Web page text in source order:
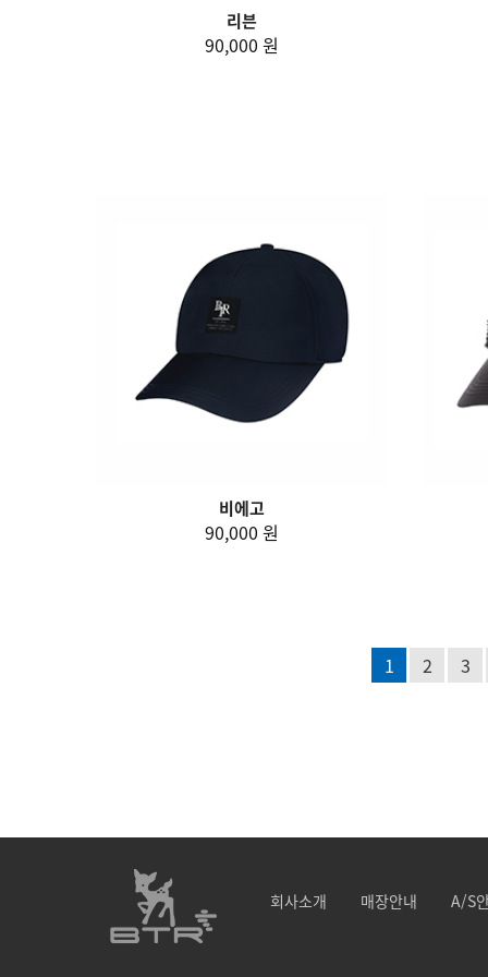
리븐
90,000 원
비에고
90,000 원
1 2 3
회사소개 매장안내 A/S